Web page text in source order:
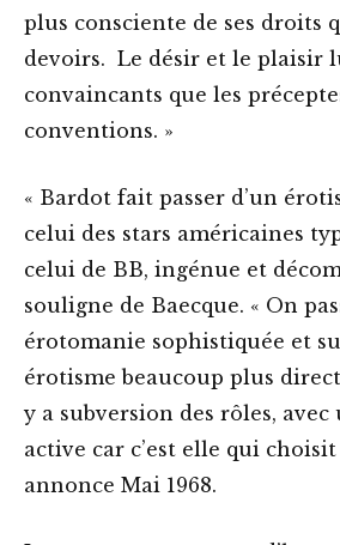
plus consciente de ses droits
devoirs. Le désir et le plaisir
convaincants que les
conventions. »
« Bardot fait passer d’un
celui des stars américaines
celui de BB, ingénue et
souligne de Baecque. « On
érotomanie sophistiquée et
érotisme beaucoup plus
y a subversion des rôles,
active car c’est elle qui
annonce Mai 1968.